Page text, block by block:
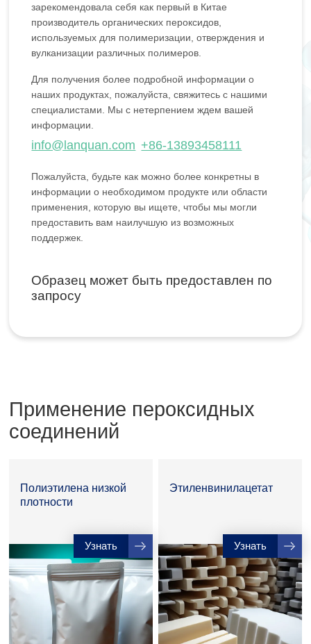
зарекомендовала себя как первый в Китае
производитель органических пероксидов,
используемых для полимеризации, отверждения и
вулканизации различных полимеров.
Для получения более подробной информации о
наших продуктах, пожалуйста, свяжитесь с нашими
специалистами. Мы с нетерпением ждем вашей
информации.
info@lanquan.com +86-13893458111
Пожалуйста, будьте как можно более конкретны в
информации о необходимом продукте или области
применения, которую вы ищете, чтобы мы могли
предоставить вам наилучшую из возможных
поддержек.
Образец может быть предоставлен по
запросу
Применение пероксидных
соединений
Полиэтилена низкой
плотности
Узнать
Этиленвинилацетат
Узнать